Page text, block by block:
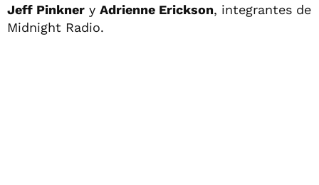
Jeff Pinkner y Adrienne Erickson, integrantes de
Midnight Radio.